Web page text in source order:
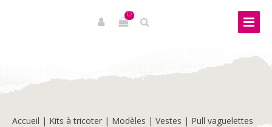
0
Accueil | Kits à tricoter | Modèles | Vestes | Pull vaguelettes